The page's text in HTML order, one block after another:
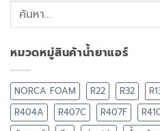
หมวดหมู่สินค้าน้ำยาแอร์
NORCA FOAM R22 R32
R404A
R407C R407F